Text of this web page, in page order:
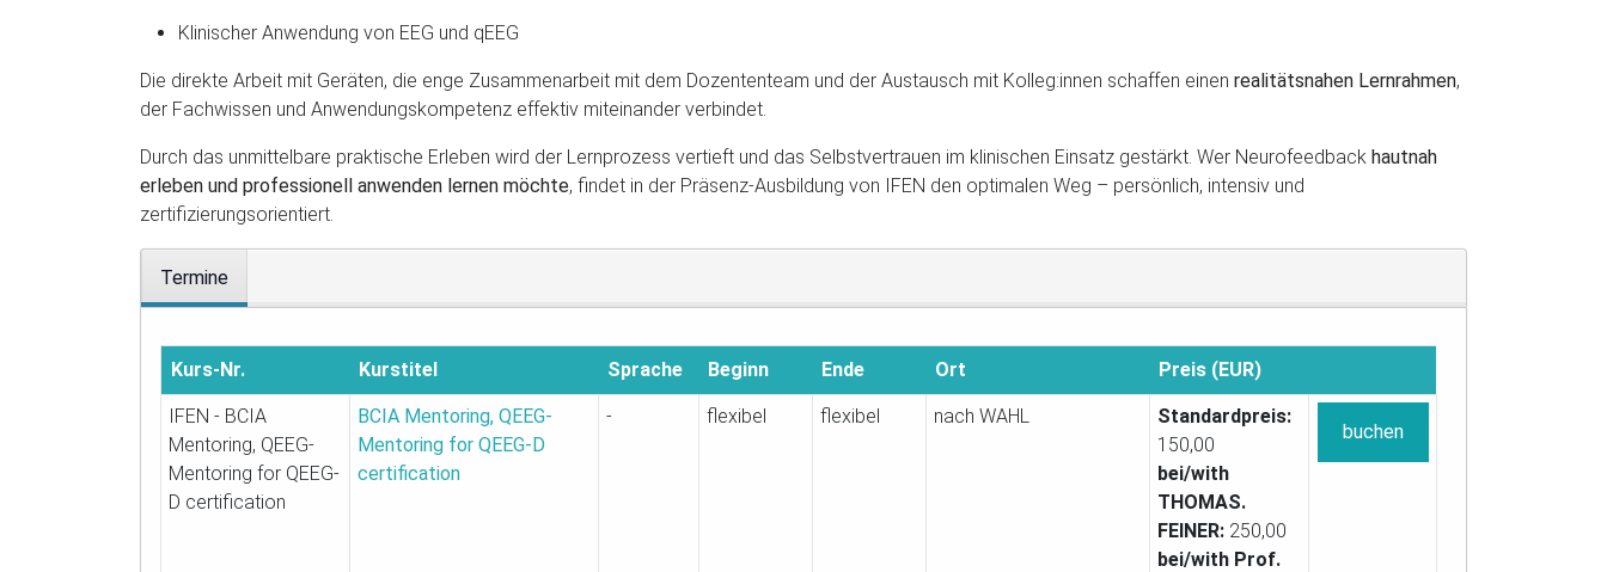
Klinischer Anwendung von EEG und qEEG
Die direkte Arbeit mit Geräten, die enge Zusammenarbeit mit dem Dozententeam und der Austausch mit Kolleg:innen schaffen einen realitätsnahen Lernrahmen,
der Fachwissen und Anwendungskompetenz effektiv miteinander verbindet.
Durch das unmittelbare praktische Erleben wird der Lernprozess vertieft und das Selbstvertrauen im klinischen Einsatz gestärkt. Wer Neurofeedback hautnah
erleben und professionell anwenden lernen möchte, findet in der Präsenz-Ausbildung von IFEN den optimalen Weg – persönlich, intensiv und
zertifizierungsorientiert.
Termine
Kurs-Nr. Kurstitel Sprache Beginn Ende Ort Preis (EUR)
IFEN - BCIA
Mentoring, QEEG-
Mentoring for QEEG-
D certification
BCIA Mentoring, QEEG-
Mentoring for QEEG-D
certification
- flexibel flexibel nach WAHL
Standardpreis:
150,00
bei/with
THOMAS.
FEINER: 250,00
bei/with Prof.
buchen